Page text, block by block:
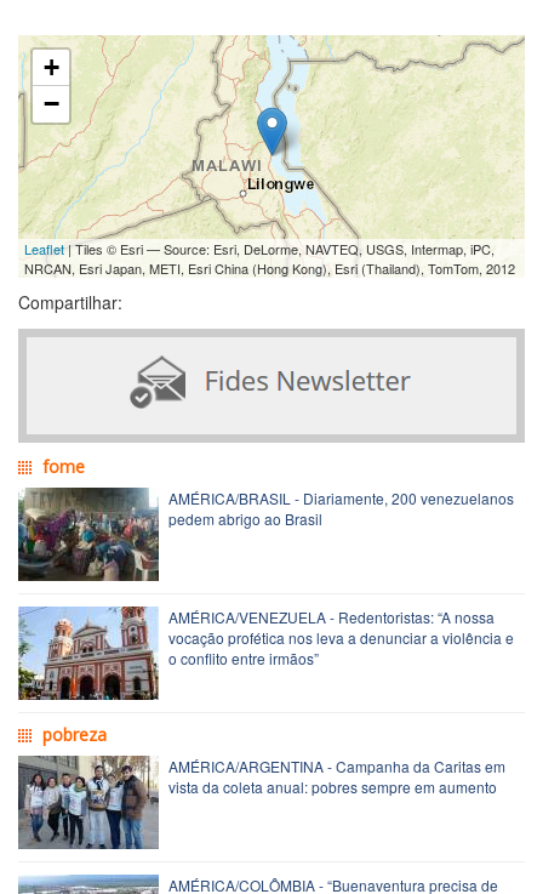
+
−
Leaflet| Tiles © Esri — Source: Esri, DeLorme, NAVTEQ, USGS, Intermap, iPC,
NRCAN, Esri Japan, METI, Esri China (Hong Kong), Esri (Thailand), TomTom, 2012
Compartilhar:
fome
AMÉRICA/BRASIL - Diariamente, 200 venezuelanos
pedem abrigo ao Brasil
AMÉRICA/VENEZUELA - Redentoristas: “A nossa
vocação profética nos leva a denunciar a violência e
o conflito entre irmãos”
pobreza
AMÉRICA/ARGENTINA - Campanha da Caritas em
vista da coleta anual: pobres sempre em aumento
AMÉRICA/COLÔMBIA - “Buenaventura precisa de